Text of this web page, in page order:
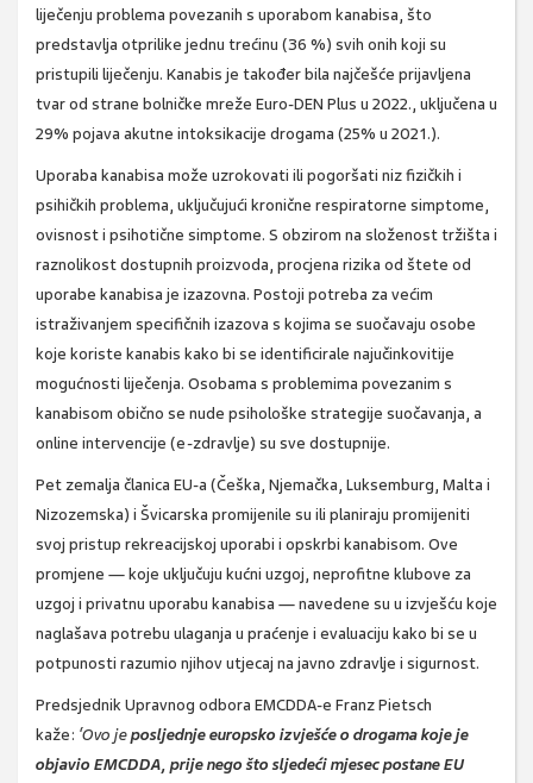
liječenju problema povezanih s uporabom kanabisa, što
predstavlja otprilike jednu trećinu (36 %) svih onih koji su
pristupili liječenju. Kanabis je također bila najčešće prijavljena
tvar od strane bolničke mreže Euro-DEN Plus u 2022., uključena u
29% pojava akutne intoksikacije drogama (25% u 2021.).
Uporaba kanabisa može uzrokovati ili pogoršati niz fizičkih i
psihičkih problema, uključujući kronične respiratorne simptome,
ovisnost i psihotične simptome. S obzirom na složenost tržišta i
raznolikost dostupnih proizvoda, procjena rizika od štete od
uporabe kanabisa je izazovna. Postoji potreba za većim
istraživanjem specifičnih izazova s kojima se suočavaju osobe
koje koriste kanabis kako bi se identificirale najučinkovitije
mogućnosti liječenja. Osobama s problemima povezanim s
kanabisom obično se nude psihološke strategije suočavanja, a
online intervencije (e-zdravlje) su sve dostupnije.
Pet zemalja članica EU-a (Češka, Njemačka, Luksemburg, Malta i
Nizozemska) i Švicarska promijenile su ili planiraju promijeniti
svoj pristup rekreacijskoj uporabi i opskrbi kanabisom. Ove
promjene — koje uključuju kućni uzgoj, neprofitne klubove za
uzgoj i privatnu uporabu kanabisa — navedene su u izvješću koje
naglašava potrebu ulaganja u praćenje i evaluaciju kako bi se u
potpunosti razumio njihov utjecaj na javno zdravlje i sigurnost.
Predsjednik Upravnog odbora EMCDDA-e Franz Pietsch
kaže: ‘Ovo jeposljednje europsko izvješće o drogama koje je
objavio EMCDDA, prije nego što sljedeći mjesec postane EU